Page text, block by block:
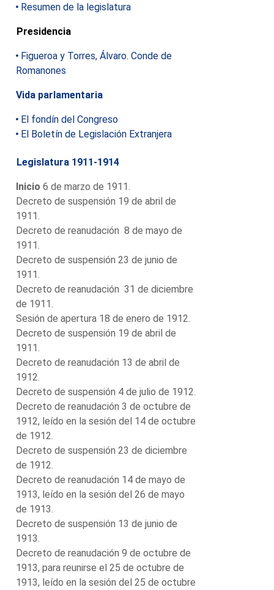
Resumen de la legislatura
Presidencia
Figueroa y Torres, Álvaro. Conde de
Romanones
Vida parlamentaria
El fondín del Congreso
El Boletín de Legislación Extranjera
Legislatura 1911-1914
Inicio 6 de marzo de 1911.
Decreto de suspensión 19 de abril de
1911.
Decreto de reanudación 8 de mayo de
1911.
Decreto de suspensión 23 de junio de
1911.
Decreto de reanudación 31 de diciembre
de 1911.
Sesión de apertura 18 de enero de 1912.
Decreto de suspensión 19 de abril de
1911.
Decreto de reanudación 13 de abril de
1912.
Decreto de suspensión 4 de julio de 1912.
Decreto de reanudación 3 de octubre de
1912, leído en la sesión del 14 de octubre
de 1912.
Decreto de suspensión 23 de diciembre
de 1912.
Decreto de reanudación 14 de mayo de
1913, leído en la sesión del 26 de mayo
de 1913.
Decreto de suspensión 13 de junio de
1913.
Decreto de reanudación 9 de octubre de
1913, para reunirse el 25 de octubre de
1913, leído en la sesión del 25 de octubre